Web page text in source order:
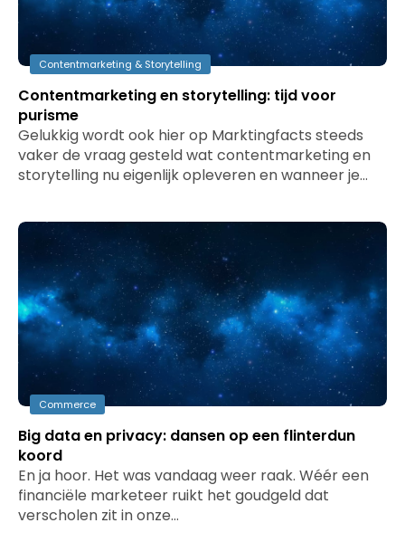
Contentmarketing & Storytelling
Contentmarketing en storytelling: tijd voor
purisme
Gelukkig wordt ook hier op Marktingfacts steeds
vaker de vraag gesteld wat contentmarketing en
storytelling nu eigenlijk opleveren en wanneer je…
Commerce
Big data en privacy: dansen op een flinterdun
koord
En ja hoor. Het was vandaag weer raak. Wéér een
financiële marketeer ruikt het goudgeld dat
verscholen zit in onze…